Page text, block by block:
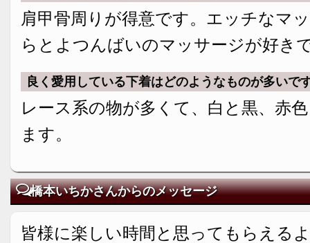
肩甲骨周りが得意です。エッチなマ
らとよつんばいのマッサージが好き
良く愛用している下着はどのようなものが多いで
レース系の物が多くて、白と黒、赤
ます。
橋本いちかさんからのメッセージ
皆様に楽しい時間と思ってもらえる